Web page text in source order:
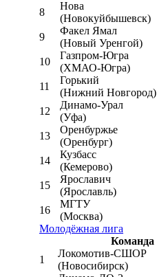
8
Нова
(Новокуйбышевск)
9
Факел Ямал
(Новый Уренгой)
10
Газпром-Югра
(ХМАО-Югра)
11
Горький
(Нижний Новгород)
12
Динамо-Урал
(Уфа)
13
Оренбуржье
(Оренбург)
14
Кузбасс
(Кемерово)
15
Ярославич
(Ярославль)
16
МГТУ
(Москва)
Молодёжная лига
Команда
1
Локомотив-CШОР
(Новосибирск)